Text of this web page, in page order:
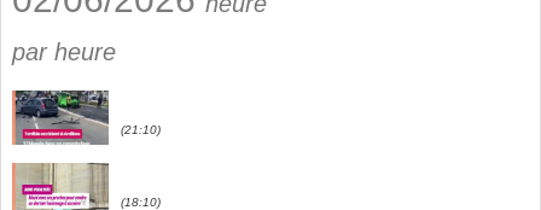
par heure
(21:10)
(18:10)